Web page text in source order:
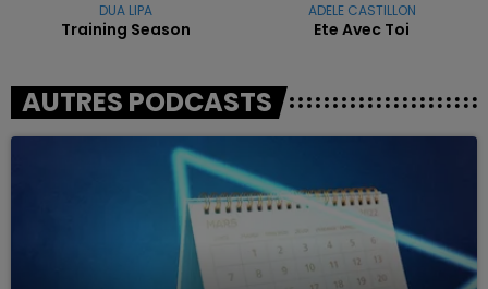
DUA LIPA
Training Season
ADELE CASTILLON
Ete Avec Toi
AUTRES PODCASTS